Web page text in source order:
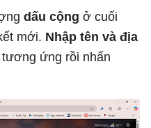
dấu cộng ở cuối
mới. Nhập tên và địa
ứng rồi nhấn